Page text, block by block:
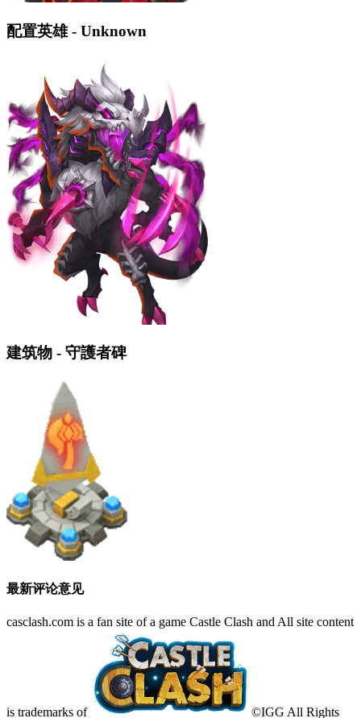
配置英雄 - Unknown
建筑物 - 守護者碑
最新评论意见
casclash.com is a fan site of a game Castle Clash and All site content
is trademarks of ©IGG All Rights